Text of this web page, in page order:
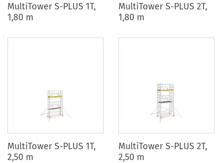
MultiTower S-PLUS 1T,
1,80 m
MultiTower S-PLUS 2T,
1,80 m
MultiTower S-PLUS 1T,
2,50 m
MultiTower S-PLUS 2T,
2,50 m